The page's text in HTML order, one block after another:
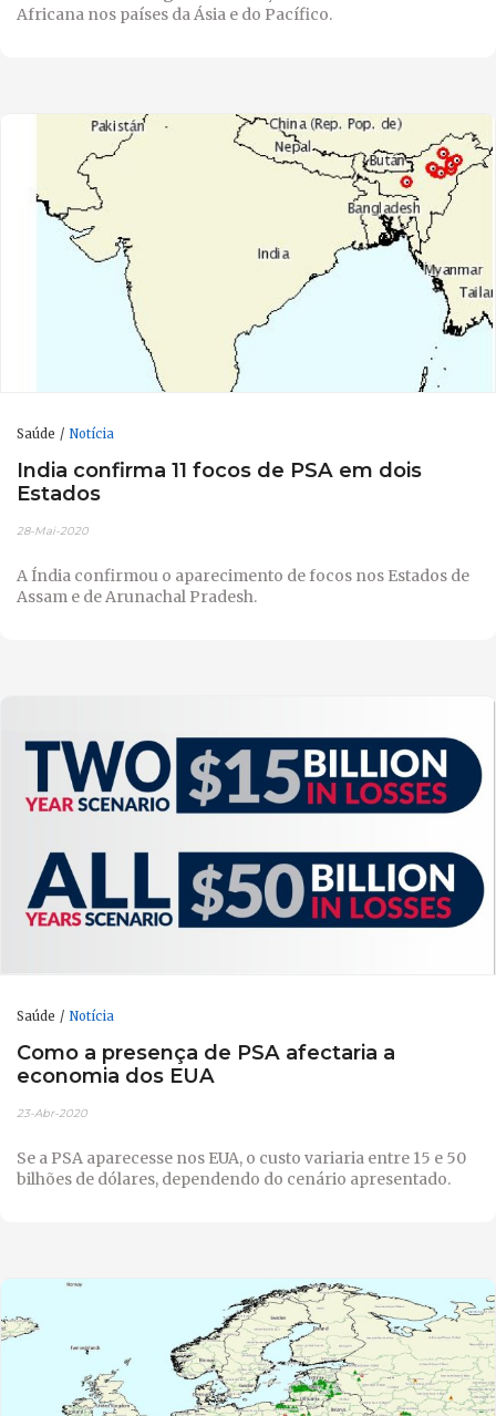
Africana nos países da Ásia e do Pacífico.
Saúde Notícia
India confirma 11 focos de PSA em dois
Estados
28-Mai-2020
A Índia confirmou o aparecimento de focos nos Estados de
Assam e de Arunachal Pradesh.
Saúde Notícia
Como a presença de PSA afectaria a
economia dos EUA
23-Abr-2020
Se a PSA aparecesse nos EUA, o custo variaria entre 15 e 50
bilhões de dólares, dependendo do cenário apresentado.